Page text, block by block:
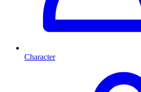
Character